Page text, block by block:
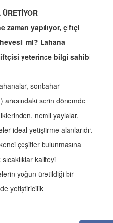
zaman yapılıyor, çiftçi
mi? Lahana
yeterince bilgi sahibi
sonbahar
arasındaki serin dönemde
nemli yaylalar,
ideal yetiştirme alanlarıdır.
çeşitler bulunmasına
kaliteyi
yoğun üretildiği bir
yetiştiricilik